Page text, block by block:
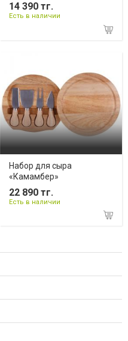
14 390 тг.
Есть в наличии
Набор для сыра
«Камамбер»
22 890 тг.
Есть в наличии